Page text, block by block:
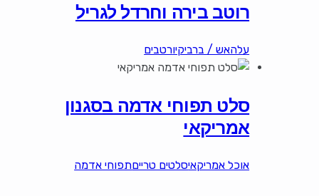
רוטב בירה וחרדל לגריל
עלהאש / ברביקיורטבים
סלט תפוחי אדמה בסגנון
אמריקאי
אוכל אמריקאיסלטים טרייםתפוחי אדמה